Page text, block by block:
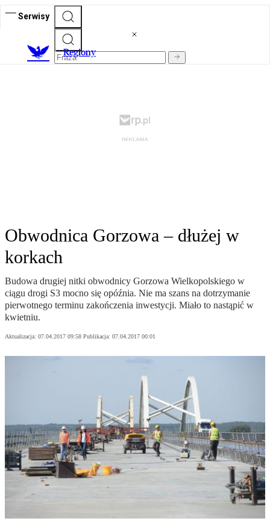
Serwisy
Regiony
Obwodnica Gorzowa – dłużej w
korkach
Budowa drugiej nitki obwodnicy Gorzowa Wielkopolskiego w
ciągu drogi S3 mocno się opóźnia. Nie ma szans na dotrzymanie
pierwotnego terminu zakończenia inwestycji. Miało to nastąpić w
kwietniu.
Aktualizacja: 07.04.2017 09:58 Publikacja: 07.04.2017 00:01